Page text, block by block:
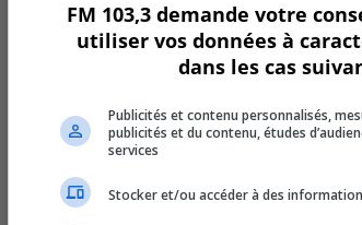
FM 103,3 demande votre
utiliser vos données à
dans les cas
Publicités et contenu personnalisés,
publicités et du contenu, études
services
Stocker et/ou accéder à des